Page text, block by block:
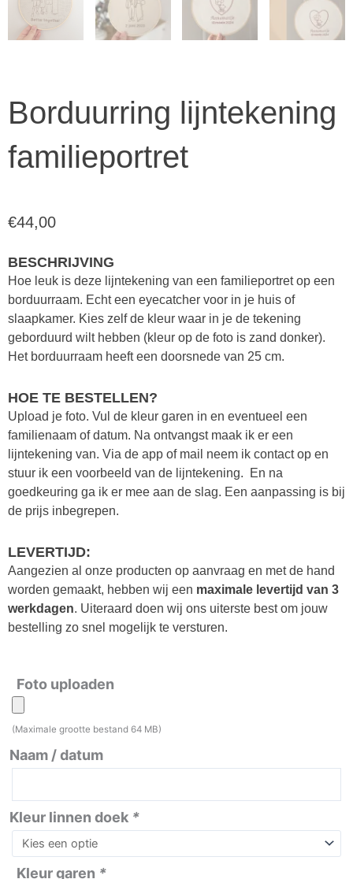
Borduurring lijntekening
familieportret
€44,00
BESCHRIJVING
Hoe leuk is deze lijntekening van een familieportret op een
borduurraam. Echt een eyecatcher voor in je huis of
slaapkamer. Kies zelf de kleur waar in je de tekening
geborduurd wilt hebben (kleur op de foto is zand donker).
Het borduurraam heeft een doorsnede van 25 cm.
HOE TE BESTELLEN?
Upload je foto. Vul de kleur garen in en eventueel een
familienaam of datum. Na ontvangst maak ik er een
lijntekening van. Via de app of mail neem ik contact op en
stuur ik een voorbeeld van de lijntekening. En na
goedkeuring ga ik er mee aan de slag. Een aanpassing is bij
de prijs inbegrepen.
LEVERTIJD:
Aangezien al onze producten op aanvraag en met de hand
worden gemaakt, hebben wij een maximale levertijd van 3
werkdagen. Uiteraard doen wij ons uiterste best om jouw
bestelling zo snel mogelijk te versturen.
Foto uploaden
(Maximale grootte bestand 64 MB)
Naam / datum
Kleur linnen doek *
Kleur garen *
Borduurring
lijntekening
familieportret